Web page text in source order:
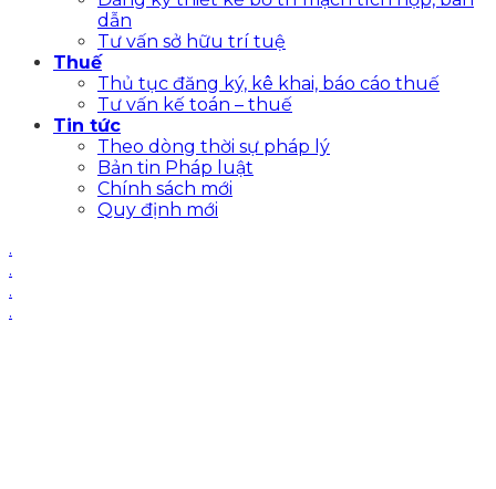
dẫn
Tư vấn sở hữu trí tuệ
Thuế
Thủ tục đăng ký, kê khai, báo cáo thuế
Tư vấn kế toán – thuế
Tin tức
Theo dòng thời sự pháp lý
Bản tin Pháp luật
Chính sách mới
Quy định mới
.
.
.
.